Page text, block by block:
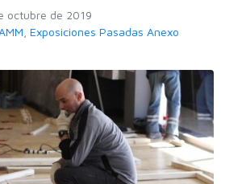
octubre de 2019
Exposiciones Pasadas Anexo